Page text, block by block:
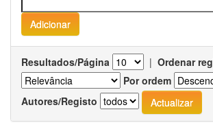
Resultados/Página | Ordenar
Por ordem
Autores/Registo